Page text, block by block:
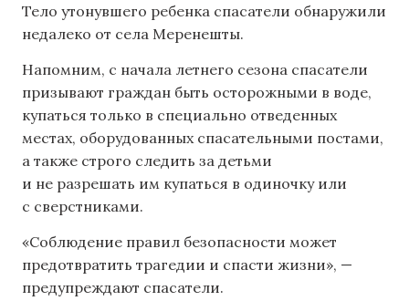
Тело утонувшего ребенка спасатели обнаружили
недалеко от села Меренешты.
Напомним, с начала летнего сезона спасатели
призывают граждан быть осторожными в воде,
купаться только в специально отведенных
местах, оборудованных спасательными постами,
а также строго следить за детьми
и не разрешать им купаться в одиночку или
с сверстниками.
«Соблюдение правил безопасности может
предотвратить трагедии и спасти жизни», —
предупреждают спасатели.